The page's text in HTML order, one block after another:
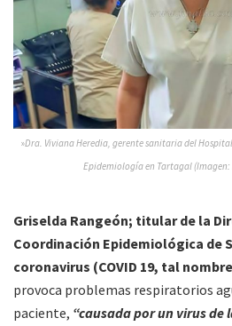
»Dra. Viviana Heredia, gerente sanitaria del
Epidemiología en Tartagal
Griselda Rangeón; titular de la
Coordinación Epidemiológica de
coronavirus (COVID 19, tal
provoca problemas respiratorios
paciente, “causada por un virus de